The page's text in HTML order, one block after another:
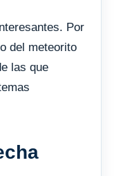
Por
del meteorito
las que